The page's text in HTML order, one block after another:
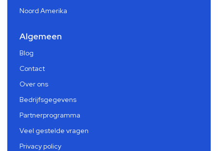
Noord Amerika
Algemeen
Blog
Contact
Over ons
Bedrijfsgegevens
Partnerprogramma
Veel gestelde vragen
Privacy policy